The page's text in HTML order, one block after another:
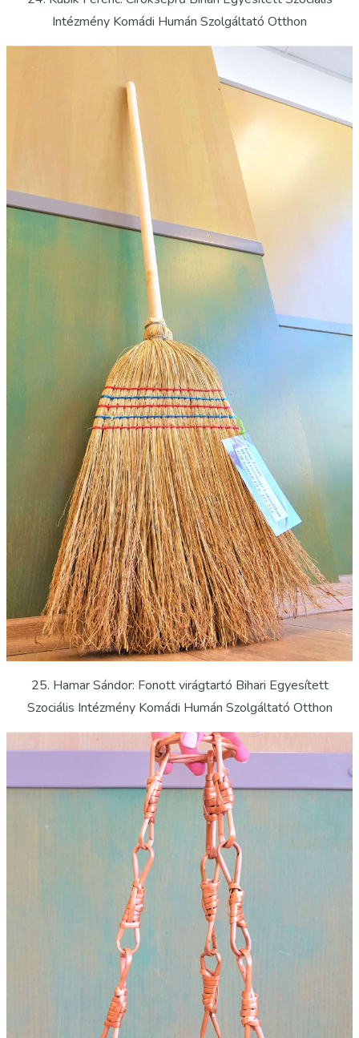
Intézmény Komádi Humán Szolgáltató Otthon
25. Hamar Sándor: Fonott virágtartó Bihari Egyesített
Szociális Intézmény Komádi Humán Szolgáltató Otthon